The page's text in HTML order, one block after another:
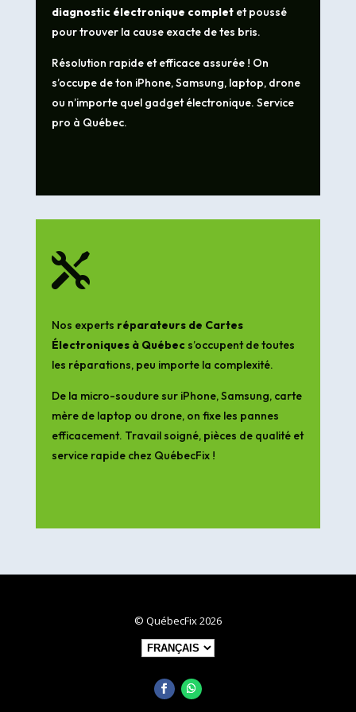
diagnostic électronique completet poussé
pour trouver la cause exacte de tes bris.
Résolution rapide et efficace assurée ! On
s’occupe de ton iPhone, Samsung, laptop, drone
ou n’importe quel gadget électronique. Service
pro à Québec.

Nos experts réparateurs de Cartes
Électroniques à Québecs’occupent de toutes
les réparations, peu importe la complexité.
De la micro-soudure sur iPhone, Samsung, carte
mère de laptop ou drone, on fixe les pannes
efficacement. Travail soigné, pièces de qualité et
service rapide chez QuébecFix !
© QuébecFix 2026